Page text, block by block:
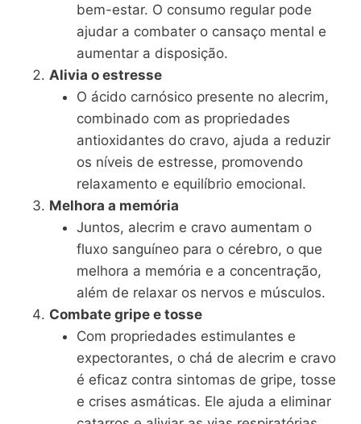
bem-estar. O consumo regular pode
ajudar a combater o cansaço mental e
aumentar a disposição.
Alivia o estresse
O ácido carnósico presente no alecrim,
combinado com as propriedades
antioxidantes do cravo, ajuda a reduzir
os níveis de estresse, promovendo
relaxamento e equilíbrio emocional.
Melhora a memória
Juntos, alecrim e cravo aumentam o
fluxo sanguíneo para o cérebro, o que
melhora a memória e a concentração,
além de relaxar os nervos e músculos.
Combate gripe e tosse
Com propriedades estimulantes e
expectorantes, o chá de alecrim e cravo
é eficaz contra sintomas de gripe, tosse
e crises asmáticas. Ele ajuda a eliminar